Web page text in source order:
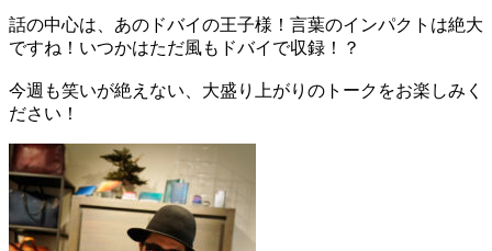
話の中心は、あのドバイの王子様！言葉のインパクトは絶大
ですね！いつかはただ風もドバイで収録！？
今週も笑いが絶えない、大盛り上がりのトークをお楽しみく
ださい！